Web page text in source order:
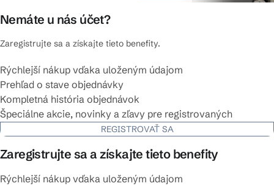
Nemáte u nás účet?
Zaregistrujte sa a získajte tieto benefity.
Rýchlejší nákup vďaka uloženým údajom
Prehľad o stave objednávky
Kompletná história objednávok
Špeciálne akcie, novinky a zľavy pre registrovaných
REGISTROVAŤ SA
Zaregistrujte sa a získajte tieto benefity
Rýchlejší nákup vďaka uloženým údajom